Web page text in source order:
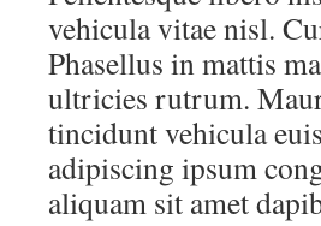
vehicula vitae nisl.
Phasellus in mattis
ultricies rutrum.
tincidunt vehicula
adipiscing ipsum
aliquam sit amet